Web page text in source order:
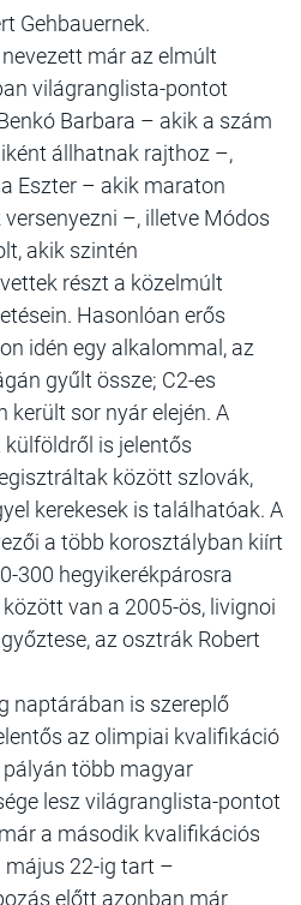
Gehbauernek.
már az elmúlt
világranglista-pontot
Barbara – akik a szám
állhatnak rajthoz –,
Eszter – akik maraton
–, illetve Módos
akik szintén
részt a közelmúlt
Hasonlóan erős
idén egy alkalommal, az
gyűlt össze; C2-es
került sor nyár elején. A
is jelentős
között szlovák,
kerekesek is találhatóak. A
a több korosztályban kiírt
300 hegyikerékpárosra
van a 2005-ös, livignoi
az osztrák Robert
naptárában is szereplő
az olimpiai kvalifikáció
több magyar
lesz világranglista-pontot
a második kvalifikációs
22-ig tart –
előtt azonban már